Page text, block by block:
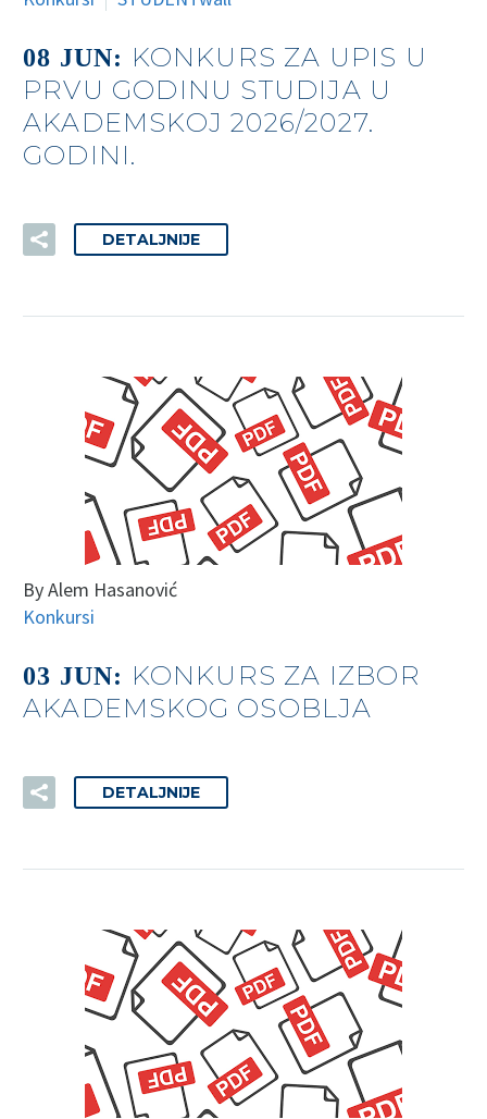
08 JUN: KONKURS ZA UPIS U
PRVU GODINU STUDIJA U
AKADEMSKOJ 2026/2027.
GODINI.
DETALJNIJE
By Alem Hasanović
Konkursi
03 JUN: KONKURS ZA IZBOR
AKADEMSKOG OSOBLJA
DETALJNIJE